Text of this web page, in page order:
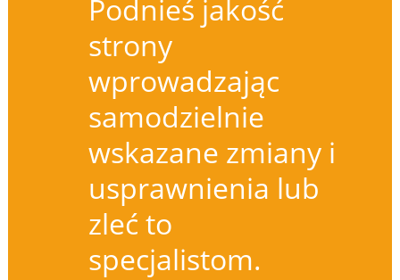
Podnieś jakość
strony
wprowadzając
samodzielnie
wskazane zmiany i
usprawnienia lub
zleć to
specjalistom.